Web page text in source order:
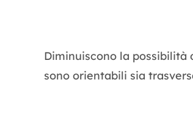
Diminuiscono la
sono orientabili sia